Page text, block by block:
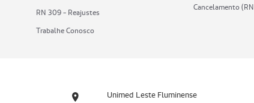
RN 309 - Reajustes
Trabalhe Conosco
Cancelamento
Unimed Leste Fluminense